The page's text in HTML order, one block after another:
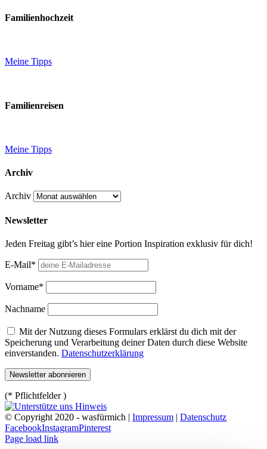
Familienhochzeit
Meine Tipps
Familienreisen
Meine Tipps
Archiv
Archiv
Newsletter
Jeden Freitag gibt’s hier eine Portion Inspiration exklusiv für dich!
E-Mail*
Vorname*
Nachname
Mit der Nutzung dieses Formulars erklärst du dich mit der
Speicherung und Verarbeitung deiner Daten durch diese Website
einverstanden. Datenschutzerklärung
(* Pflichtfelder )
© Copyright 2020 - wasfürmich | Impressum | Datenschutz
FacebookInstagramPinterest
Page load link